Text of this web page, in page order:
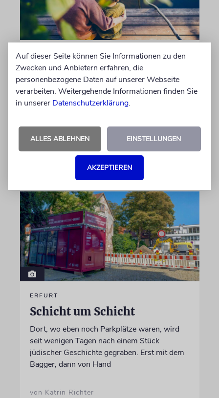
REFORM
Hilfe im Alltag
Familien mit behinderten Kindern sorgen sich,
dass ausgerechnet die Unterstützung gekürzt
von Christine Schmitt
ERFURT
Schicht um Schicht
Dort, wo eben noch Parkplätze waren, wird
seit wenigen Tagen nach einem Stück
jüdischer Geschichte gegraben. Erst mit dem
Bagger, dann von Hand
von Katrin Richter
Auf dieser Seite können Sie Informationen zu den
Zwecken und Anbietern erfahren, die
personenbezogene Daten auf unserer Webseite
verarbeiten. Weitergehende Informationen finden Sie
in unserer Datenschutzerklärung.
ALLES ABLEHNEN EINSTELLUNGEN
AKZEPTIEREN